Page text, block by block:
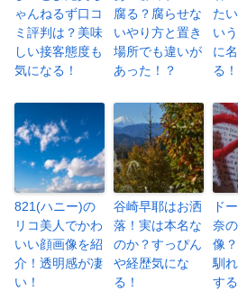
ゃんねるず口コ
ミ評判は？美味
しい接客態度も
気になる！
腐る？腐らせな
いやり方と置き
場所でも違いが
あった！？
た
い
に
る
821(ハニー)の
リコ美人でかわ
いい顔画像を紹
介！透明感が凄
い！
谷崎早耶はお洒
落！実は本名な
のか？すっぴん
や経歴気にな
る！
ド
奈
像
馴
する